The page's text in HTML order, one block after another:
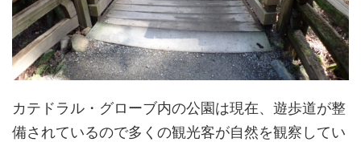
カテドラル・グローブ内の公園は現在、遊歩道が整
備されているので多くの観光客が自然を観察してい